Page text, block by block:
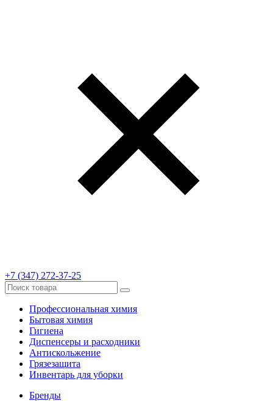
+7 (347) 272-37-25
Профессиональная химия
Бытовая химия
Гигиена
Диспенсеры и расходники
Антискольжение
Грязезащита
Инвентарь для уборки
Бренды